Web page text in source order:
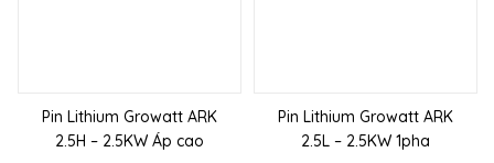
Pin Lithium Growatt ARK
2.5H – 2.5KW Áp cao
Pin Lithium Growatt ARK
2.5L – 2.5KW 1pha